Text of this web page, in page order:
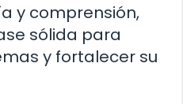
y comprensión,
sólida para
y fortalecer su